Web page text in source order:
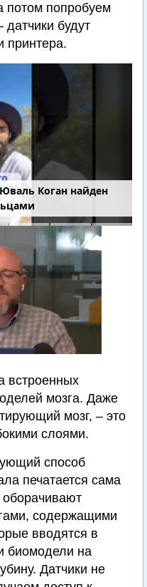
потом попробуем
датчики будут
принтера.
Коган найден
встроенных
мозга. Даже
мозг, – это
слоями.
способ
печатается сама
содержащими
вводятся в
биомодели на
Датчики не